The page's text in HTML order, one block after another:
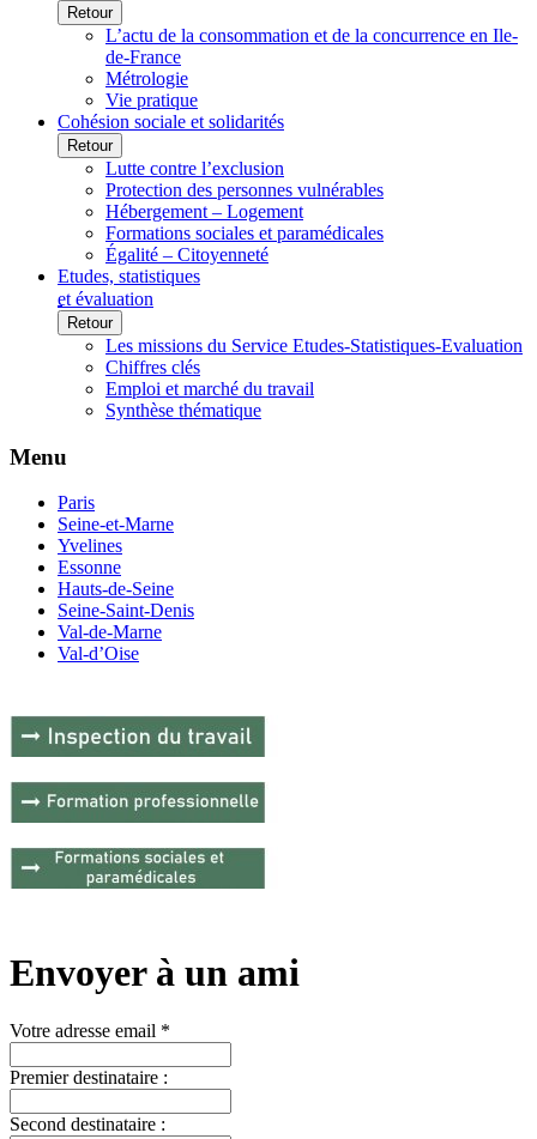
Retour
L’actu de la consommation et de la concurrence en Ile-
de-France
Métrologie
Vie pratique
Cohésion sociale et solidarités
Retour
Lutte contre l’exclusion
Protection des personnes vulnérables
Hébergement – Logement
Formations sociales et paramédicales
Égalité – Citoyenneté
Etudes, statistiques
et évaluation
Retour
Les missions du Service Etudes-Statistiques-Evaluation
Chiffres clés
Emploi et marché du travail
Synthèse thématique
Menu
Paris
Seine-et-Marne
Yvelines
Essonne
Hauts-de-Seine
Seine-Saint-Denis
Val-de-Marne
Val-d’Oise
Envoyer à un ami
Votre adresse email *
Premier destinataire :
Second destinataire :